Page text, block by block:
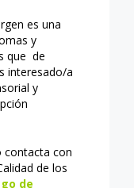
es una
y
que de
interesado/a
y
contacta con
de los
de